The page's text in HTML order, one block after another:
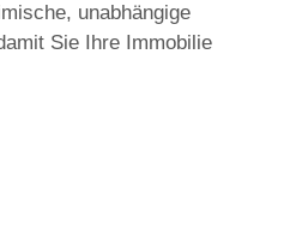
unabhängige
Sie Ihre Immobilie